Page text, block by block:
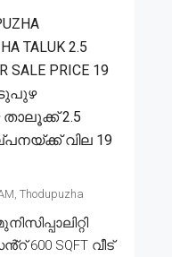
TALUK 2.5
SALE PRICE 19
താലൂക്ക് 2.5
വില 19
Thodupuzha
SQFT വീട്